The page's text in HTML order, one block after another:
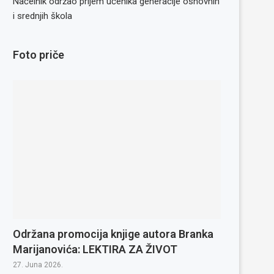
i srednjih škola
Foto priče
Održana promocija knjige autora Branka
Marijanovića: LEKTIRA ZA ŽIVOT
27. Juna 2026.